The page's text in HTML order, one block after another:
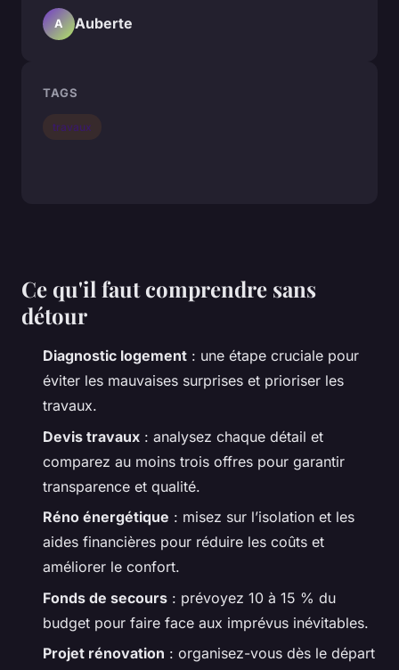
Ce qu'il faut comprendre sans
détour
Diagnostic logement : une étape cruciale pour
éviter les mauvaises surprises et prioriser les
travaux.
Devis travaux : analysez chaque détail et
comparez au moins trois offres pour garantir
transparence et qualité.
Réno énergétique : misez sur l’isolation et les
aides financières pour réduire les coûts et
améliorer le confort.
Fonds de secours : prévoyez 10 à 15 % du
budget pour faire face aux imprévus inévitables.
Projet rénovation : organisez-vous dès le départ
A Auberte
TAGS
travaux